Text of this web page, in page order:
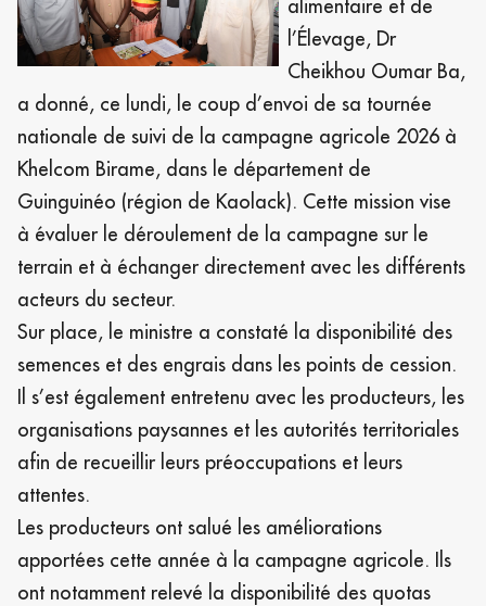
alimentaire et de
l’Élevage, Dr
Cheikhou Oumar Ba,
a donné, ce lundi, le coup d’envoi de sa tournée
nationale de suivi de la campagne agricole 2026 à
Khelcom Birame, dans le département de
Guinguinéo (région de Kaolack). Cette mission vise
à évaluer le déroulement de la campagne sur le
terrain et à échanger directement avec les différents
acteurs du secteur.
Sur place, le ministre a constaté la disponibilité des
semences et des engrais dans les points de cession.
Il s’est également entretenu avec les producteurs, les
organisations paysannes et les autorités territoriales
afin de recueillir leurs préoccupations et leurs
attentes.
Les producteurs ont salué les améliorations
apportées cette année à la campagne agricole. Ils
ont notamment relevé la disponibilité des quotas